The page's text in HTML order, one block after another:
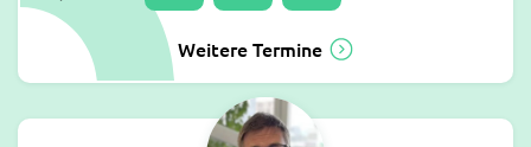
Weitere Termine